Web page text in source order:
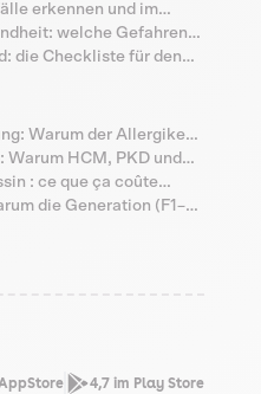
erkennen und im
welche Gefahren
die Checkliste für den
Warum der Allergiker-
Risiko hinwegtäuschen
HCM, PKD und
ein eigenes Risikoprofil
: ce que ça coûte
die Generation (F1–
4,7 im Play Store